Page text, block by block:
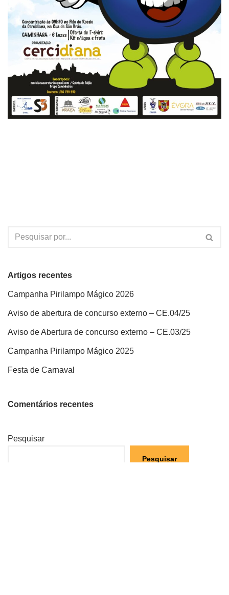
Artigos recentes
Campanha Pirilampo Mágico 2026
Aviso de abertura de concurso externo – CE.04/25
Aviso de Abertura de concurso externo – CE.03/25
Campanha Pirilampo Mágico 2025
Festa de Carnaval
Comentários recentes
Pesquisar
Pesquisar